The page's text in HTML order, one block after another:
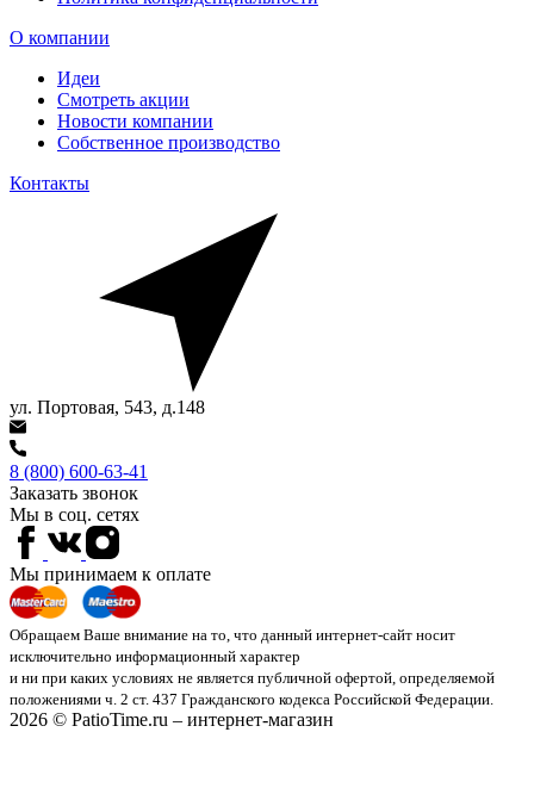
О компании
Идеи
Смотреть акции
Новости компании
Собственное производство
Контакты
ул. Портовая, 543, д.148
8 (800) 600-63-41
Заказать звонок
Мы в соц. сетях
Мы принимаем к оплате
Обращаем Ваше внимание на то, что данный интернет-сайт носит
исключительно информационный характер
и ни при каких условиях не является публичной офертой, определяемой
положениями ч. 2 ст. 437 Гражданского кодекса Российской Федерации.
2026 © PatioTime.ru – интернет-магазин